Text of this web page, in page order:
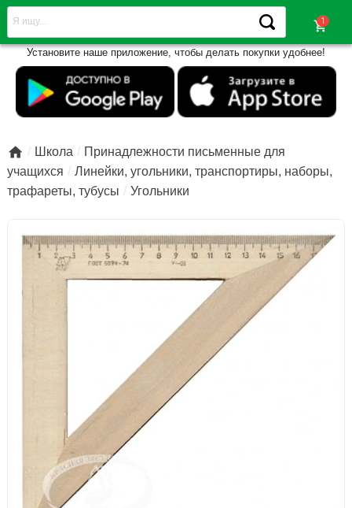
shopping_cart
Установите наше приложение, чтобы делать покупки удобнее!
 Школа
Принадлежности письменные для
учащихся
Линейки, угольники, транспортиры, наборы,
трафареты, тубусы
Угольники